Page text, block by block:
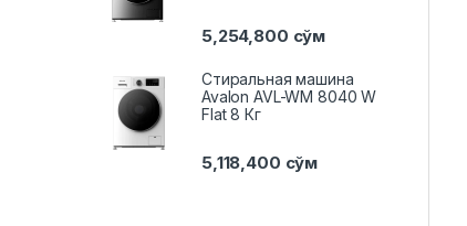
5,254,800 сўм
Стиральная машина
Avalon AVL-WM 8040 W
Flat 8 Кг
5,118,400 сўм